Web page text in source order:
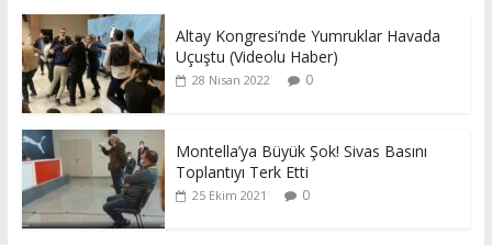
Altay Kongresi’nde Yumruklar Havada
Uçuştu (Videolu Haber)
28 Nisan 2022 0
Montella’ya Büyük Şok! Sivas Basını
Toplantıyı Terk Etti
25 Ekim 2021 0